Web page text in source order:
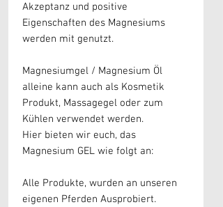
Akzeptanz und positive
Eigenschaften des Magnesiums
werden mit genutzt.
Magnesiumgel / Magnesium Öl
alleine kann auch als Kosmetik
Produkt, Massagegel oder zum
Kühlen verwendet werden.
Hier bieten wir euch, das
Magnesium GEL wie folgt an:
Alle Produkte, wurden an unseren
eigenen Pferden Ausprobiert.